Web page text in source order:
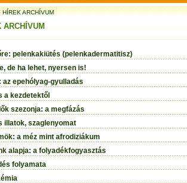
HÍREK ARCHÍVUM
ARCHÍVUM
pelenkakiütés (pelenkadermatitisz)
de ha lehet, nyersen is!
az epehólyag-gyulladás
a kezdetektől
szezonja: a megfázás
illatok, szaglenyomat
a méz mint afrodiziákum
alapja: a folyadékfogyasztás
folyamata